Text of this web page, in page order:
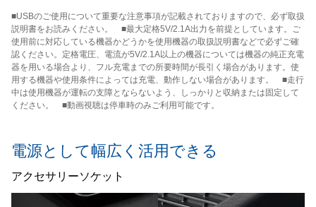
■USBのご使用について重要な注意事項が記載されておりますので、必ず取扱
説明書をお読みください。 ■最大定格5V/2.1A出力を前提としています。ご
使用前に対応している機器かどうかを使用機器の取扱説明書などで必ずご確
認ください。定格電圧、電流が5V/2.1A以上の機器については機器の純正充電
器を用いる場合より、フル充電までの所要時間が長引く場合があります。使
用する機器や使用条件によっては充電、動作しない場合があります。 ■走行
中は使用機器が運転の支障とならないよう、しっかりと収納または固定して
ください。 ■動画視聴は停車時のみご利用可能です。
電源として幅広く活用できる
アクセサリーソケット